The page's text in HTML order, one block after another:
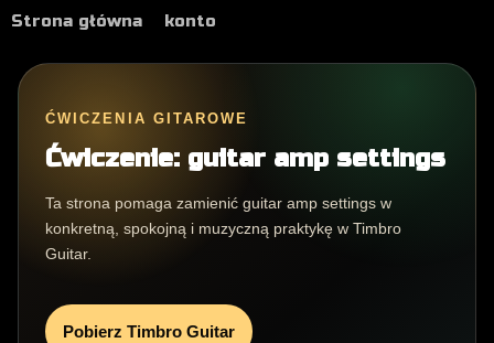
Strona główna konto
ĆWICZENIA GITAROWE
Ćwiczenie: guitar amp settings
Ta strona pomaga zamienić guitar amp settings w
konkretną, spokojną i muzyczną praktykę w Timbro
Guitar.
Pobierz Timbro Guitar